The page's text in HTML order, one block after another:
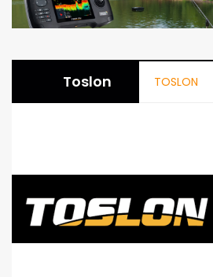
Toslon TOSLON